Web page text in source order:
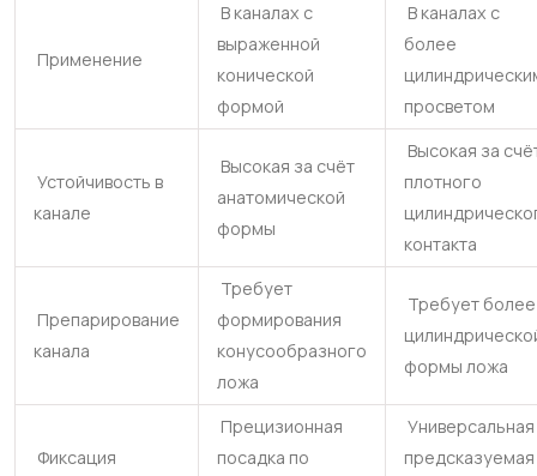
Применение
В каналах с
выраженной
конической
формой
В каналах с
более
просветом
Устойчивость в
канале
Высокая за счёт
анатомической
формы
Высокая за
плотного
контакта
Препарирование
канала
Требует
формирования
конусообразного
ложа
Требует более
формы ложа
Фиксация
Прецизионная
посадка по
Универсальная
предсказуемая